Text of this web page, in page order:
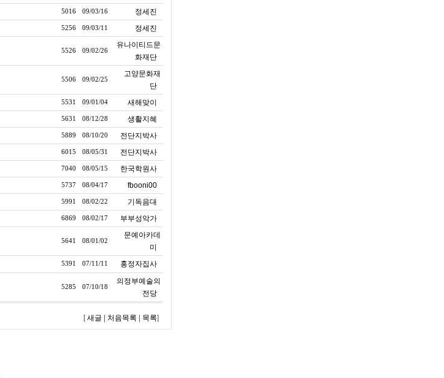
5016 09/03/16 정세진
5256 09/03/11 정세진
5526 09/02/26
유나이티드문
화재단
5506 09/02/25
고양문화재
단
5531 09/01/04 새해맞이
5631 08/12/28 생활지혜
5889 08/10/20 전단지박사
6015 08/05/31 전단지박사
7040 08/05/15 한국학원사
5737 08/04/17 fbooni00
5991 08/02/22 기독음대
6869 08/02/17 부부성악가
5641 08/01/02
문예아카데
미
5391 07/11/11 홍정자집사
5285 07/10/18
의정부예술의
전당
[새글 처음목록 목록]